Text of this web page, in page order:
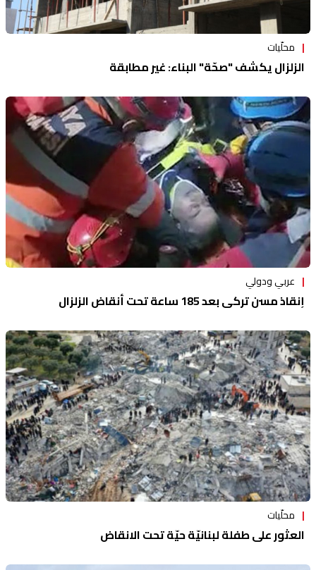
محلّيات
الزلزال يكشف "صحّة" البناء: غير مطابقة
عربي ودولي
إنقاذ مسن تركي بعد 185 ساعة تحت أنقاض الزلزال
محلّيات
العثور على طفلة لبنانيّة حيّة تحت الانقاض